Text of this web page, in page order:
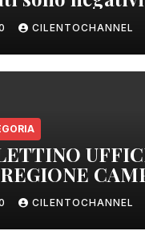
CILENTOCHANNEL
22.00
CILENTOCHANNEL